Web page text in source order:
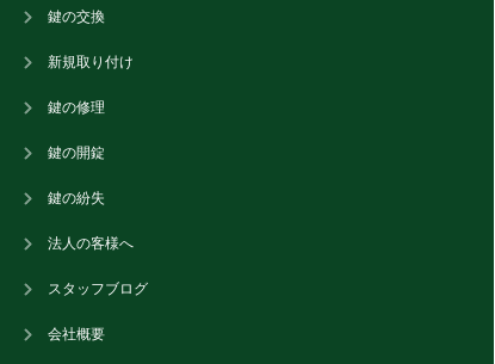
鍵の交換
新規取り付け
鍵の修理
鍵の開錠
鍵の紛失
法人の客様へ
スタッフブログ
会社概要